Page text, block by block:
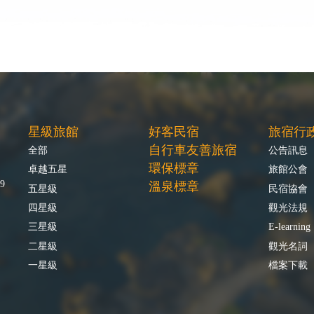
星級旅館
全部
卓越五星
五星級
四星級
三星級
二星級
一星級
好客民宿
自行車友善旅宿
環保標章
溫泉標章
旅宿行
公告訊息
旅館公會
民宿協會
觀光法規
E-learning
觀光名詞
檔案下載